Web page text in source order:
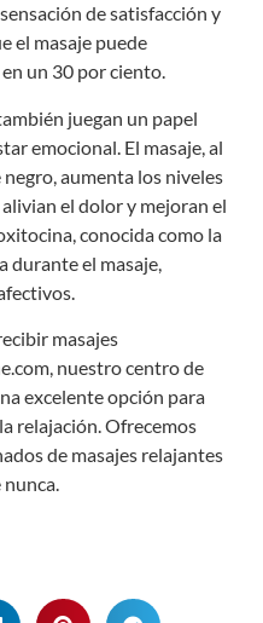
de satisfacción y
el masaje puede
un 30 por ciento.
juegan un papel
emocional. El masaje, al
aumenta los niveles
el dolor y mejoran el
conocida como la
durante el masaje,
masajes
, nuestro centro de
excelente opción para
relajación. Ofrecemos
de masajes relajantes